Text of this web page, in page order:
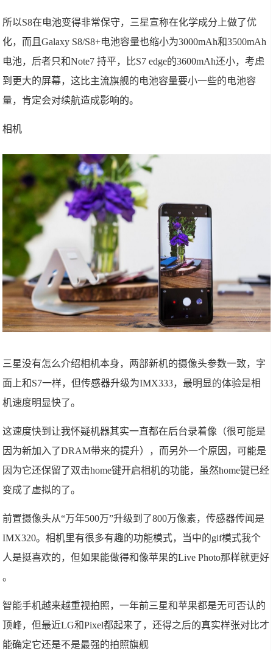
所以S8在电池变得非常保守，三星宣称在化学成分上做了优
化，而且Galaxy S8/S8+电池容量也缩小为3000mAh和3500mAh
电池，后者只和Note7 持平，比S7 edge的3600mAh还小，考虑
到更大的屏幕，这比主流旗舰的电池容量要小一些的电池容
量，肯定会对续航造成影响的。
相机
三星没有怎么介绍相机本身，两部新机的摄像头参数一致，字
面上和S7一样，但传感器升级为IMX333，最明显的体验是相
机速度明显快了。
这速度快到让我怀疑机器其实一直都在后台录着像（很可能是
因为新加入了DRAM带来的提升），而另外一个原因，可能是
因为它还保留了双击home键开启相机的功能，虽然home键已经
变成了虚拟的了。
前置摄像头从“万年500万”升级到了800万像素，传感器传闻是
IMX320。相机里有很多有趣的功能模式，当中的gif模式我个
人是挺喜欢的，但如果能做得和像苹果的Live Photo那样就更好
。
智能手机越来越重视拍照，一年前三星和苹果都是无可否认的
顶峰，但最近LG和Pixel都起来了，还得之后的真实样张对比才
能确定它还是不是最强的拍照旗舰